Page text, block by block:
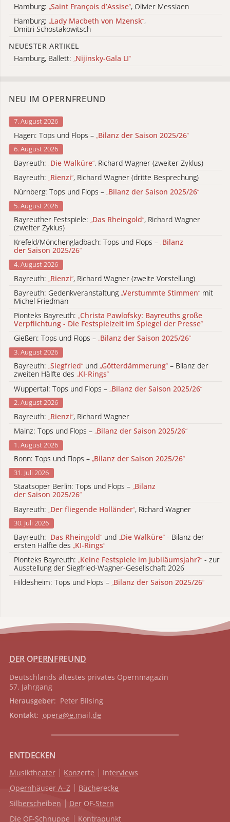
Hamburg: „Saint François d’Assise“, Olivier Messiaen
Hamburg: „Lady Macbeth von Mzensk“,
Dmitri Schostakowitsch
NEUESTER ARTIKEL
Hamburg, Ballett: „Nijinsky-Gala LI“
NEU IM OPERNFREUND
7. August 2026
Hagen: Tops und Flops – „Bilanz der Saison 2025/26“
6. August 2026
Bayreuth: „Die Walküre“, Richard Wagner (zweiter Zyklus)
Bayreuth: „Rienzi“, Richard Wagner (dritte Besprechung)
Nürnberg: Tops und Flops – „Bilanz der Saison 2025/26“
5. August 2026
Bayreuther Festspiele: „Das Rheingold“, Richard Wagner
(zweiter Zyklus)
Krefeld/Mönchengladbach: Tops und Flops – „Bilanz
der Saison 2025/26“
4. August 2026
Bayreuth: „Rienzi“, Richard Wagner (zweite Vorstellung)
Bayreuth: Gedenkveranstaltung „Verstummte Stimmen“ mit
Michel Friedman
Pionteks Bayreuth: „Christa Pawlofsky: Bayreuths große
Verpflichtung - Die Festspielzeit im Spiegel der Presse“
Gießen: Tops und Flops – „Bilanz der Saison 2025/26“
3. August 2026
Bayreuth: „Siegfried“ und „Götterdämmerung“ – Bilanz der
zweiten Hälfte des „KI-Rings“
Wuppertal: Tops und Flops – „Bilanz der Saison 2025/26“
2. August 2026
Bayreuth: „Rienzi“, Richard Wagner
Mainz: Tops und Flops – „Bilanz der Saison 2025/26“
1. August 2026
Bonn: Tops und Flops – „Bilanz der Saison 2025/26“
31. Juli 2026
Staatsoper Berlin: Tops und Flops – „Bilanz
der Saison 2025/26“
Bayreuth: „Der fliegende Holländer“, Richard Wagner
30. Juli 2026
Bayreuth: „Das Rheingold“ und „Die Walküre“ - Bilanz der
ersten Hälfte des „KI-Rings“
Pionteks Bayreuth: „Keine Festspiele im Jubiläumsjahr?“ - zur
Ausstellung der Siegfried-Wagner-Gesellschaft 2026
Hildesheim: Tops und Flops – „Bilanz der Saison 2025/26“
DER OPERNFREUND
Deutschlands ältestes privates Opernmagazin
57. Jahrgang
Herausgeber: Peter Bilsing
Kontakt: opera@e.mail.de
ENTDECKEN
Musiktheater Konzerte
Interviews
Opernhäuser A–Z
Bücherecke
Silberscheiben
Der OF-Stern
Die OF-Schnuppe
Kontrapunkt